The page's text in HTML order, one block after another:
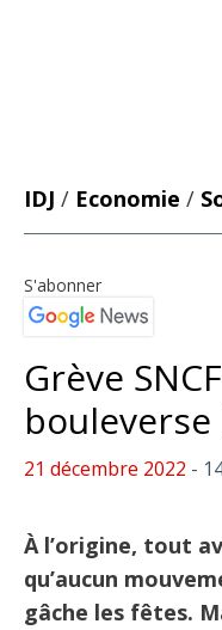
IDJ / Economie /
S'abonner
Grève
21 décembre 2022 -
À l’origine, tout
qu’aucun
gâche les fêtes.